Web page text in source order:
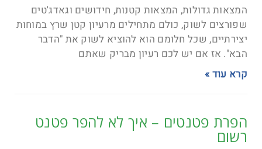
המצאות גדולות, המצאות קטנות, חידושים וגאדג'טים
שפורצים לשוק, כולם מתחילים מרעיון קטן שרץ במוחות
יצירתיים, שכל חלומם הוא להוציא לשוק את "הדבר
הבא". אז אם יש לכם רעיון מבריק שאתם
קרא עוד »
הפרת פטנטים – איך לא להפר פטנט
רשום